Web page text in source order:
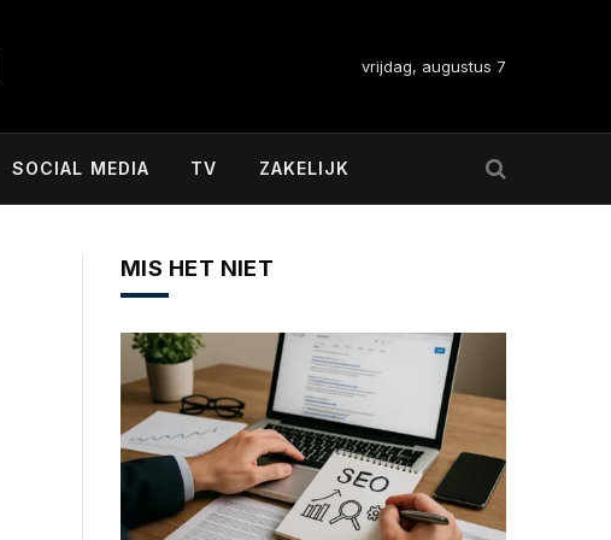
vrijdag, augustus 7
SOCIAL MEDIA TV ZAKELIJK
MIS HET NIET